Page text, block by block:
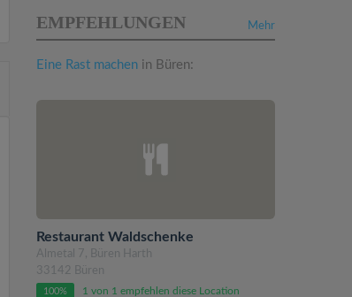
Mehr
EMPFEHLUNGEN
Eine Rast machen in Büren:
Restaurant Waldschenke
Almetal 7, Büren Harth
33142 Büren
100% 1 von 1 empfehlen diese Location